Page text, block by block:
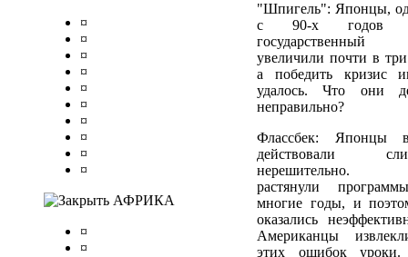
¤
¤
¤
¤
¤
¤
¤
¤
¤
¤
АФРИКА
¤
¤
"Шпигель": Японцы,
с 90-х годов
государственный
увеличили почти в три
а победить кризис
удалось. Что они
неправильно?
Флассбек: Японцы
действовали
нерешительно.
растянули
многие годы, и
оказались
Американцы
этих ошибок